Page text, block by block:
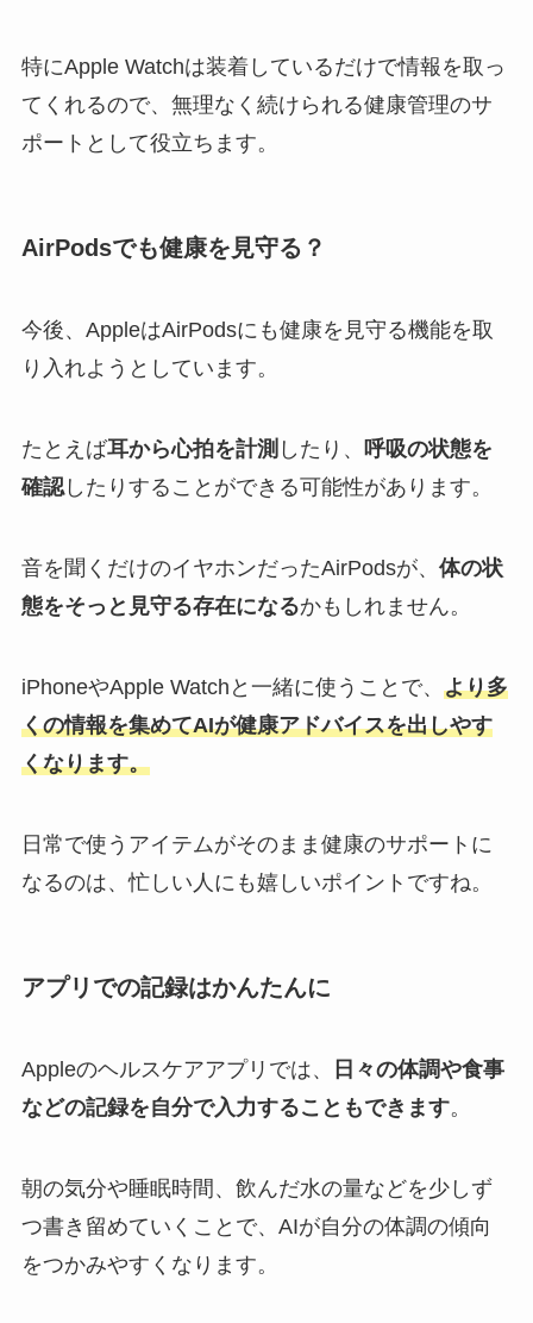
特にApple Watchは装着しているだけで情報を取っ
てくれるので、無理なく続けられる健康管理のサ
ポートとして役立ちます。
AirPodsでも健康を見守る？
今後、AppleはAirPodsにも健康を見守る機能を取
り入れようとしています。
たとえば耳から心拍を計測 したり、 呼吸の状態を
確認したりすることができる可能性があります。
音を聞くだけのイヤホンだったAirPodsが、 体の状
態をそっと見守る存在になるかもしれません。
iPhoneやApple Watchと一緒に使うことで、 より多
くの情報を集めてAIが健康アドバイスを出しやす
くなります。
日常で使うアイテムがそのまま健康のサポートに
なるのは、忙しい人にも嬉しいポイントですね。
アプリでの記録はかんたんに
Appleのヘルスケアアプリでは、
日々の体調や食事
などの記録を自分で入力することもできます。
朝の気分や睡眠時間、飲んだ水の量などを少しず
つ書き留めていくことで、AIが自分の体調の傾向
をつかみやすくなります。